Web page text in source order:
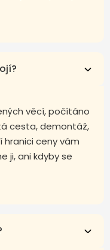
věcí, počítáno
cesta, demontáž,
hranici ceny vám
ji, ani kdyby se